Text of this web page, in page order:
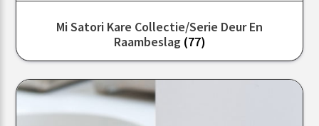
Mi Satori Kare Collectie/serie Deur En
Raambeslag (77)